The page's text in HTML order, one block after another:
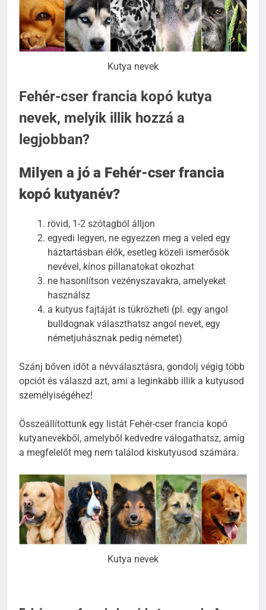
Kutya nevek
Fehér-cser francia kopó kutya
nevek, melyik illik hozzá a
legjobban?
Milyen a jó a Fehér-cser francia
kopó kutyanév?
rövid, 1-2 szótagból álljon
egyedi legyen, ne egyezzen meg a veled egy
háztartásban élők, esetleg közeli ismerősök
nevével, kínos pillanatokat okozhat
ne hasonlítson vezényszavakra, amelyeket
használsz
a kutyus fajtáját is tükrözheti (pl. egy angol
bulldognak választhatsz angol nevet, egy
németjuhásznak pedig németet)
Szánj bőven időt a névválasztásra, gondolj végig több
opciót és válaszd azt, ami a leginkább illik a kutyusod
személyiségéhez!
Összeállítottunk egy listát Fehér-cser francia kopó
kutyanevekből, amelyből kedvedre válogathatsz, amíg
a megfelelőt meg nem találod kiskutyusod számára.
Kutya nevek